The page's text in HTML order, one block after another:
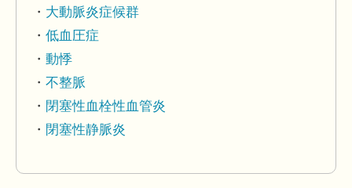
大動脈炎症候群
低血圧症
動悸
不整脈
閉塞性血栓性血管炎
閉塞性静脈炎